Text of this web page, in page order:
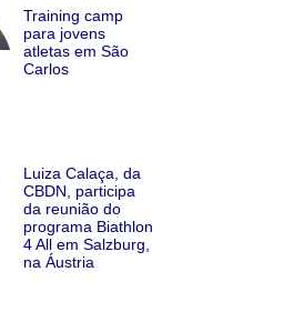
Training camp
para jovens
atletas em São
Carlos
Luiza Calaça, da
CBDN, participa
da reunião do
programa Biathlon
4 All em Salzburg,
na Áustria